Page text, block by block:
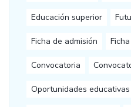
Educación superior
Ficha de admisión
Convocatoria
Oportunidades educativas